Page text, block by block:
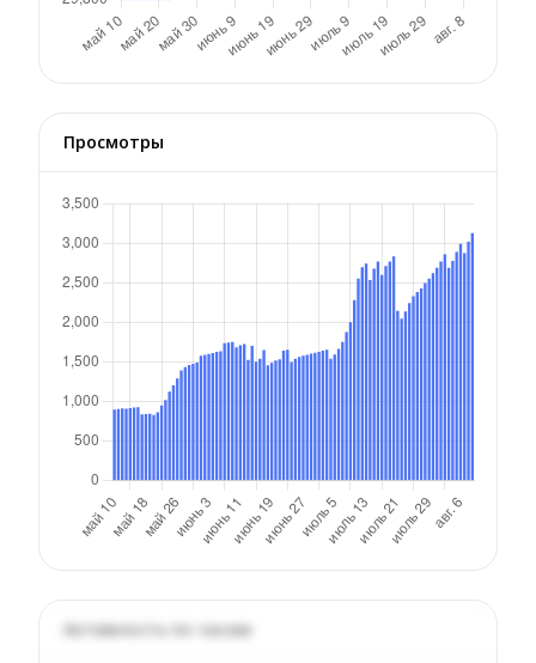
Просмотры
Активность по часам